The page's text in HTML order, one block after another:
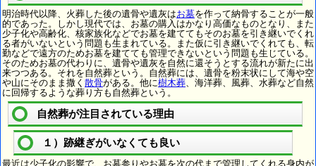
明治時代以降、火葬した後の遺骨や遺灰はお墓を作って納骨することが一般
的であった。しかし現代では、お墓の購入はかなり高価なものとなり、また
少子化や高齢化、核家族化などでお墓を建ててもそのお墓を引き継いでくれ
る者がいないという問題も生まれている。また仮に引き継いでくれても、転
勤などで遠方のためお墓を建てても管理できないという問題も生じている。
そのためお墓の代わりに、遺骨や遺灰を自然に還そうとする流れが新たに出
来つつある。それを自然葬という。自然葬には、遺骨を粉末状にして海や空
や山にそのまま撒く 散骨がある。他に樹木葬、海洋葬、風葬、水葬など自然
に回帰するような葬り方も自然葬という。
自然葬が注目されている理由
１）跡継ぎがいなくても良い
最近は少子化の影響で、お墓参りやお墓を次の代まで管理してくれる身内が